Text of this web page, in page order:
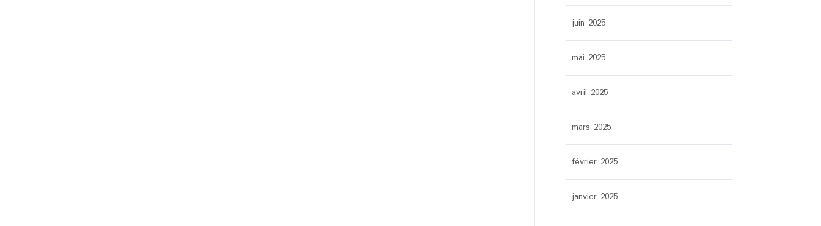
juin 2025
mai 2025
avril 2025
mars 2025
février 2025
janvier 2025